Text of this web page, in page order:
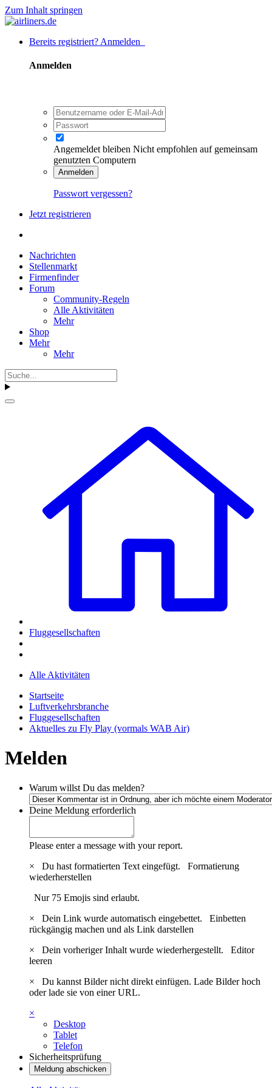
Zum Inhalt springen
Bereits registriert? Anmelden
Anmelden
Angemeldet bleiben Nicht empfohlen auf gemeinsam
genutzten Computern
Anmelden
Passwort vergessen?
Jetzt registrieren
Nachrichten
Stellenmarkt
Firmenfinder
Forum
Community-Regeln
Alle Aktivitäten
Mehr
Shop
Mehr
Mehr
Fluggesellschaften
Alle Aktivitäten
Startseite
Luftverkehrsbranche
Fluggesellschaften
Aktuelles zu Fly Play (vormals WAB Air)
Melden
Warum willst Du das melden?
Deine Meldung erforderlich
Please enter a message with your report.
×
Du hast formatierten Text eingefügt. Formatierung
wiederherstellen
Nur 75 Emojis sind erlaubt.
×
Dein Link wurde automatisch eingebettet. Einbetten
rückgängig machen und als Link darstellen
×
Dein vorheriger Inhalt wurde wiederhergestellt. Editor
leeren
×
Du kannst Bilder nicht direkt einfügen. Lade Bilder hoch
oder lade sie von einer URL.
×
Desktop
Tablet
Telefon
Sicherheitsprüfung
Meldung abschicken